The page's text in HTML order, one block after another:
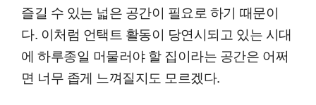
즐길 수 있는 넓은 공간이 필요로 하기 때문이
다. 이처럼 언택트 활동이 당연시되고 있는 시대
에 하루종일 머물러야 할 집이라는 공간은 어쩌
면 너무 좁게 느껴질지도 모르겠다.